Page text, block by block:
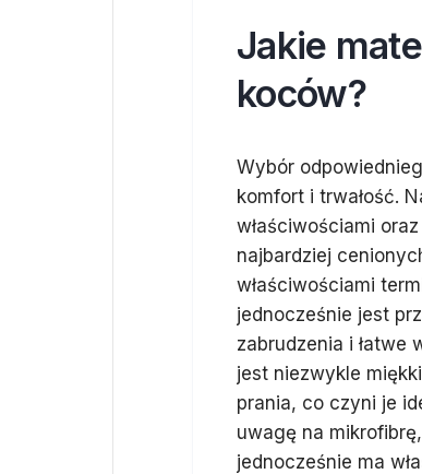
Jakie
koców?
Wybór
komfort i trwałość.
właściwościami
najbardziej
właściwościami
jednocześnie jest
zabrudzenia i łatwe
jest niezwykle
prania, co czyni je
uwagę na
jednocześnie ma